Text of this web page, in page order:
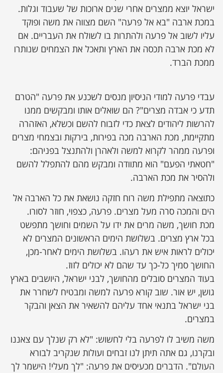
ישראל יוצא ממצרים אחרי שנים ארוכות של שעבוד וגלות.
במכת ארבה "בא אל פרעה" השם מצווה את משה ופוקד
עליו לשוב אל פרעה ולהתרות בו לשולח את העבריים. אם
לא מכת ארבה תכסה את הארץ ותאכל את הצמחים שנותרו
ממכת הברד.
עבדי פרעה למודי הניסיון מנסים לשכנע את פרעה "הטרם
תדע כי אבדה מצרים"? הם שואלים אותו ומבקשים ממנו
להרשות ליהודים לצאת כדי לזבוח להשם וכשלא, האזהרה
מתקיימת, מכת הארבה מכה בפירות, בירקות ובצמחי מצרים
ופרעה ממהר לקרוא למשה ולאהרן ולהתנצל בפניהם:
"חטאתי הפעם" הוא מתוודה ומבקש מהם להתפלל להשם
ולהסיר את מכת הארבה.
כתוצאה מתפילת משה רוח חזקה נושאת את כל הארבה אל
הים והמכה סרה מעל מצרים. פרעה, כצפוי, חוזר לסורו.
מכת חושך, משה מרים את ידו על השמים וחושך מתפשט
בכל ארץ מצרים. בשלושת הימים הראשונים המצרים לא
יכולים לראות איש את רעהו. בשלושת הימים לאחר-מכן,
החושך סמיך כל-כך עד שהם לא יכולים לזוז.
בעוד המצרים סובלים מהחושך, לבני ישראל, היושבים בארץ
גושן, יש אור. שוב קורא פרעה למשה ומבטיח לשחרר את
בני ישראל בתנאי אחד עליהם להשאיר את הצאן והבקר
במצרים.
משה משיב לו לפרעה בלי לחשוש: "לא רק שנלך עם צאננו
ובקרנו, גם אתה תיתן לנו זבחים ועולות שנקריב לבורא
העולם". הדברים מכעיסים את פרעה: "לך מעלי! הישמר לך